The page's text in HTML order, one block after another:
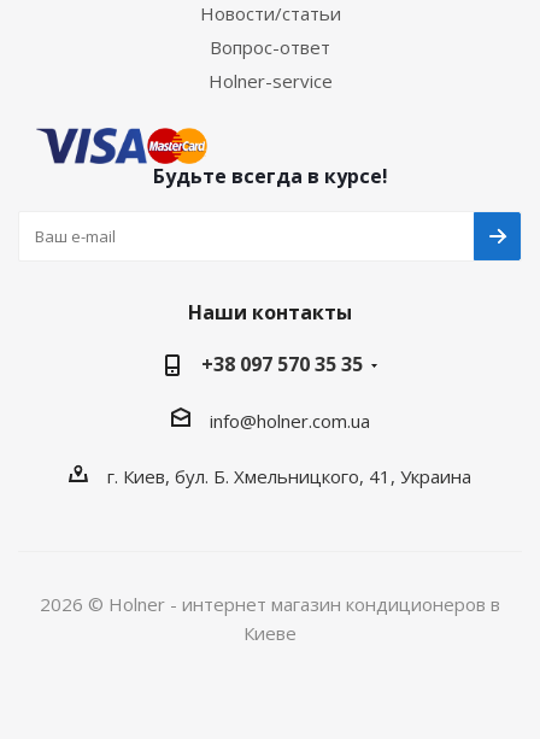
Новости/статьи
Вопрос-ответ
Holner-service
Будьте всегда в курсе!
Наши контакты
+38 097 570 35 35
info@holner.com.ua
г. Киев, бул. Б. Хмельницкого, 41, Украина
2026 © Holner - интернет магазин кондиционеров в
Киеве